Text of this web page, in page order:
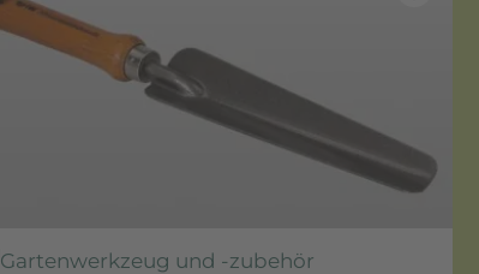
Gartenwerkzeug und -zubehör